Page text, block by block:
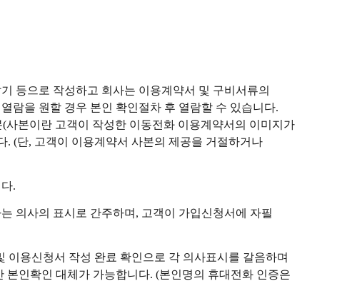
등으로 작성하고 회사는 이용계약서 및 구비서류의
람을 원할 경우 본인 확인절차 후 열람할 수 있습니다.
본이란 고객이 작성한 이동전화 이용계약서의 이미지가
(단, 고객이 이용계약서 사본의 제공을 거절하거나
.
의사의 표시로 간주하며, 고객이 가입신청서에 자필
용신청서 작성 완료 확인으로 각 의사표시를 갈음하며
인확인 대체가 가능합니다. (본인명의 휴대전화 인증은